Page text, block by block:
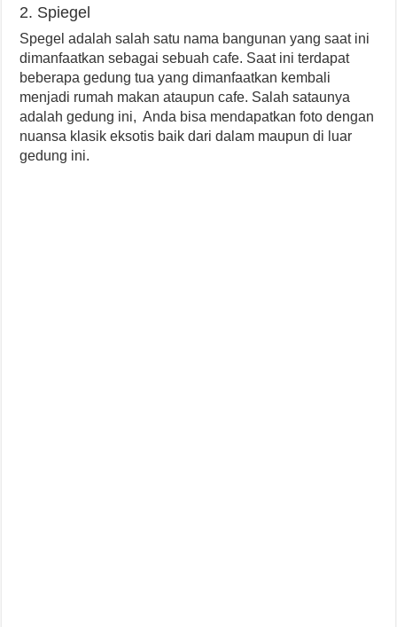
2. Spiegel
Spegel adalah salah satu nama bangunan yang saat ini
dimanfaatkan sebagai sebuah cafe. Saat ini terdapat
beberapa gedung tua yang dimanfaatkan kembali
menjadi rumah makan ataupun cafe. Salah sataunya
adalah gedung ini, Anda bisa mendapatkan foto dengan
nuansa klasik eksotis baik dari dalam maupun di luar
gedung ini.